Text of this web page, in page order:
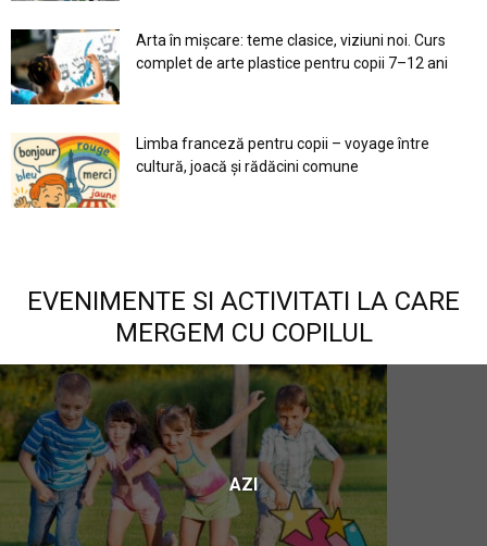
Arta în mișcare: teme clasice, viziuni noi. Curs
complet de arte plastice pentru copii 7–12 ani
Limba franceză pentru copii – voyage între
cultură, joacă și rădăcini comune
EVENIMENTE SI ACTIVITATI LA CARE
MERGEM CU COPILUL
AZI